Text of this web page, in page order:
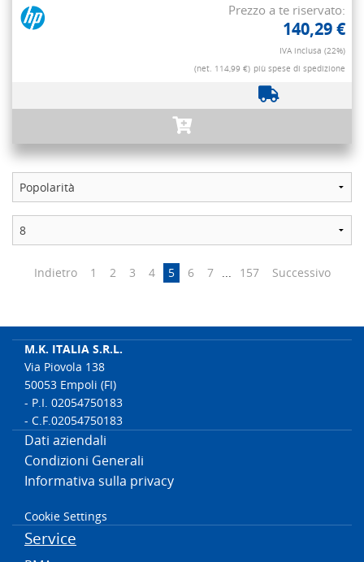
Prezzo a te riservato:
140,29 €
IVA inclusa (22%)
(net. 114,99 €) più spese di spedizione
Indietro 1 2 3 4 5 6 7 ... 157 Successivo
M.K. ITALIA S.R.L.
Via Piovola 138
50053 Empoli (FI)
- P.I. 02054750183
- C.F.02054750183
Dati aziendali
Condizioni Generali
Informativa sulla privacy
Cookie Settings
Service